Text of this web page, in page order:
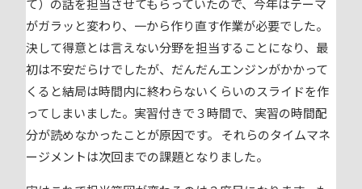
がガラッと変わり、一から作り直す作業が必要でした。
決して得意とは言えない分野を担当することになり、最
初は不安だらけでしたが、だんだんエンジンがかかって
くると結局は時間内に終わらないくらいのスライドを作
ってしまいました。実習付きで３時間で、実習の時間配
分が読めなかったことが原因です。 それらのタイムマネ
ージメントは次回までの課題となりました。